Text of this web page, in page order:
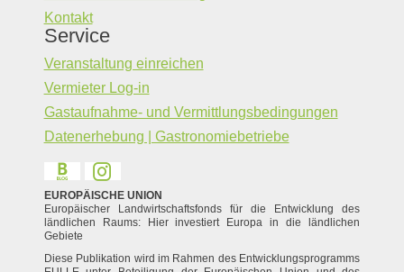
Kontakt
Service
Veranstaltung einreichen
Vermieter Log-in
Gastaufnahme- und Vermittlungsbedingungen
Datenerhebung | Gastronomiebetriebe
EUROPÄISCHE UNION
Europäischer Landwirtschaftsfonds für die Entwicklung des
ländlichen Raums: Hier investiert Europa in die ländlichen
Gebiete
Diese Publikation wird im Rahmen des Entwicklungsprogramms